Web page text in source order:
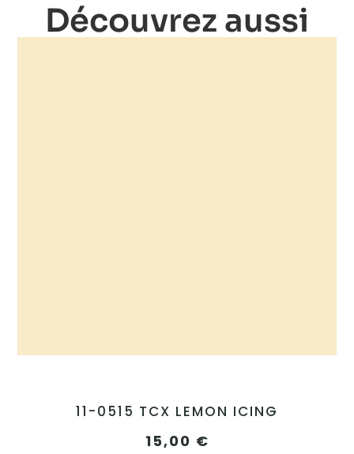
Découvrez aussi
11-0515 TCX LEMON ICING
15,00 €